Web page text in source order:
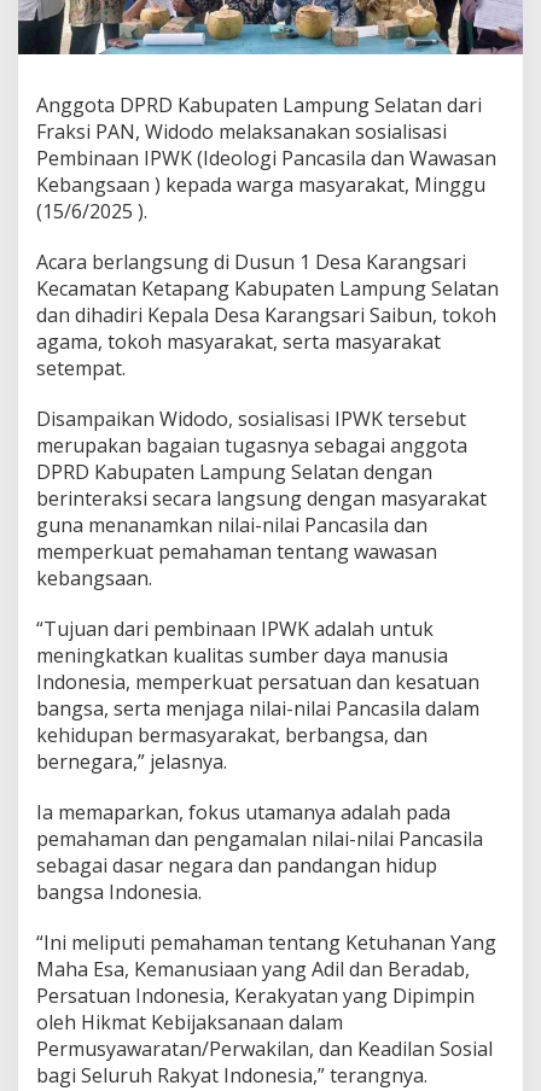
l
a
t
n
W
i
d
o
S
o
s
i
a
a
s
i
I
W
K
D
e
s
a
K
a
g
s
a
Anggota DPRD Kabupaten Lampung Selatan dari
Fraksi PAN, Widodo melaksanakan sosialisasi
Pembinaan IPWK (Ideologi Pancasila dan Wawasan
Kebangsaan ) kepada warga masyarakat, Minggu
(15/6/2025 ).
Acara berlangsung di Dusun 1 Desa Karangsari
Kecamatan Ketapang Kabupaten Lampung Selatan
dan dihadiri Kepala Desa Karangsari Saibun, tokoh
agama, tokoh masyarakat, serta masyarakat
setempat.
Disampaikan Widodo, sosialisasi IPWK tersebut
merupakan bagaian tugasnya sebagai anggota
DPRD Kabupaten Lampung Selatan dengan
berinteraksi secara langsung dengan masyarakat
guna menanamkan nilai-nilai Pancasila dan
memperkuat pemahaman tentang wawasan
kebangsaan.
“Tujuan dari pembinaan IPWK adalah untuk
meningkatkan kualitas sumber daya manusia
Indonesia, memperkuat persatuan dan kesatuan
bangsa, serta menjaga nilai-nilai Pancasila dalam
kehidupan bermasyarakat, berbangsa, dan
bernegara,” jelasnya.
Ia memaparkan, fokus utamanya adalah pada
pemahaman dan pengamalan nilai-nilai Pancasila
sebagai dasar negara dan pandangan hidup
bangsa Indonesia.
“Ini meliputi pemahaman tentang Ketuhanan Yang
Maha Esa, Kemanusiaan yang Adil dan Beradab,
Persatuan Indonesia, Kerakyatan yang Dipimpin
oleh Hikmat Kebijaksanaan dalam
Permusyawaratan/Perwakilan, dan Keadilan Sosial
bagi Seluruh Rakyat Indonesia,” terangnya.